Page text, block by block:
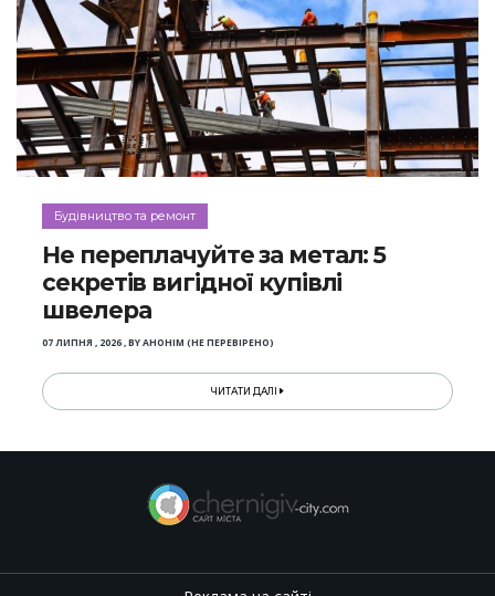
Будівництво та ремонт
Не переплачуйте за метал: 5
секретів вигідної купівлі
швелера
07 ЛИПНЯ , 2026,BYАНОНІМ (НЕ ПЕРЕВІРЕНО)
ЧИТАТИ ДАЛІ